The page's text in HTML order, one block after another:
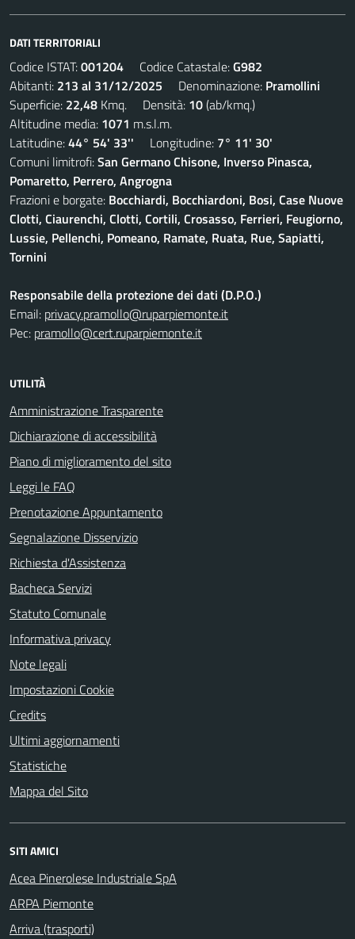
DATI TERRITORIALI
Codice ISTAT:001204 Codice Catastale:G982
Abitanti: 213 al 31/12/2025 Denominazione: Pramollini
Superficie: 22,48 Kmq. Densità: 10(ab/kmq.)
Altitudine media: 1071 m.s.l.m.
Latitudine:44° 54' 33'' Longitudine: 7° 11' 30'
Comuni limitrofi:San Germano Chisone, Inverso Pinasca,
Pomaretto, Perrero, Angrogna
Frazioni e borgate: Bocchiardi, Bocchiardoni, Bosi, Case Nuove
Clotti, Ciaurenchi, Clotti, Cortili, Crosasso, Ferrieri, Feugiorno,
Lussie, Pellenchi, Pomeano, Ramate, Ruata, Rue, Sapiatti,
Tornini
Responsabile della protezione dei dati (D.P.O.)
Email: privacy.pramollo@ruparpiemonte.it
Pec: pramollo@cert.ruparpiemonte.it
UTILITÀ
Amministrazione Trasparente
Dichiarazione di accessibilità
Piano di miglioramento del sito
Leggi le FAQ
Prenotazione Appuntamento
Segnalazione Disservizio
Richiesta d'Assistenza
Bacheca Servizi
Statuto Comunale
Informativa privacy
Note legali
Impostazioni Cookie
Credits
Ultimi aggiornamenti
Statistiche
Mappa del Sito
SITI AMICI
Acea Pinerolese Industriale SpA
ARPA Piemonte
Arriva (trasporti)